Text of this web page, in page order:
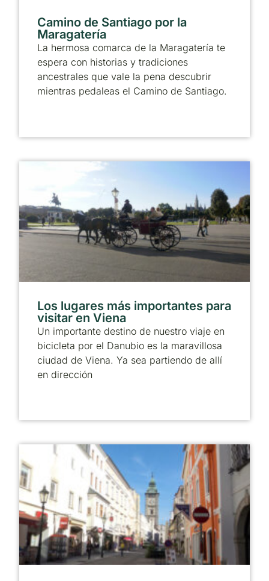
Camino de Santiago por la
Maragatería
La hermosa comarca de la Maragatería te
espera con historias y tradiciones
ancestrales que vale la pena descubrir
mientras pedaleas el Camino de Santiago.
Los lugares más importantes para
visitar en Viena
Un importante destino de nuestro viaje en
bicicleta por el Danubio es la maravillosa
ciudad de Viena. Ya sea partiendo de allí
en dirección